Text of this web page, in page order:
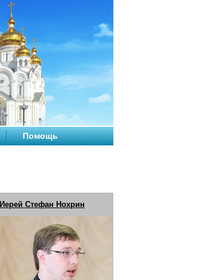
Помощь
Иерей Стефан Нохрин